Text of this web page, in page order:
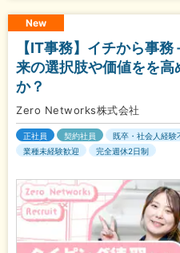
New
【IT事務】イチから事
来の選択肢や価値をを
か？
Zero Networks株式会社
正社員 契約社員 既卒・社会人経験
業種未経験歓迎
完全週休2日制